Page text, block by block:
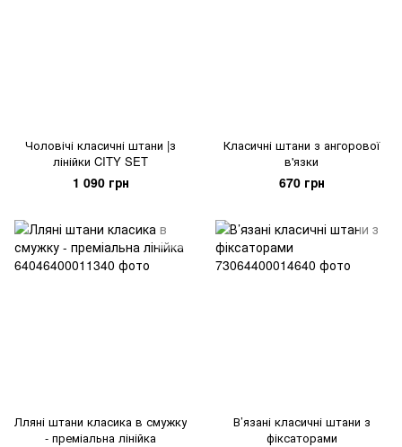
Чоловічі класичні штани |з
лінійки CITY SET
1 090 грн
Класичні штани з ангорової
в'язки
670 грн
Лляні штани класика в смужку
- преміальна лінійка
В’язані класичні штани з
фіксаторами